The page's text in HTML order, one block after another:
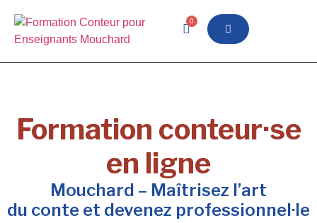
0
Formation conteur·se
en ligne
Mouchard – Maîtrisez l’art
du conte et devenez professionnel·le